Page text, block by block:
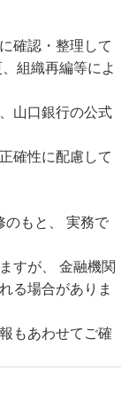
確認・整理して
組織再編等によ
山口銀行の公式
確性に配慮して
のもと、 実務で
すが、 金融機関
る場合がありま
もあわせてご確